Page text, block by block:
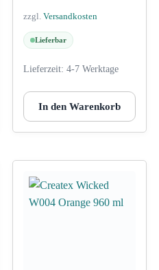
zzgl. Versandkosten
Lieferbar
Lieferzeit: 4-7 Werktage
In den Warenkorb